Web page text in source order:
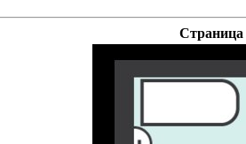
Страница